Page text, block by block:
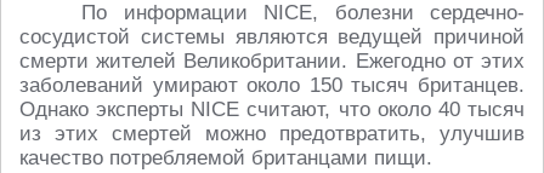
По информации NICE, болезни сердечно-
сосудистой системы являются ведущей причиной
смерти жителей Великобритании. Ежегодно от этих
заболеваний умирают около 150 тысяч британцев.
Однако эксперты NICE считают, что около 40 тысяч
из этих смертей можно предотвратить, улучшив
качество потребляемой британцами пищи.